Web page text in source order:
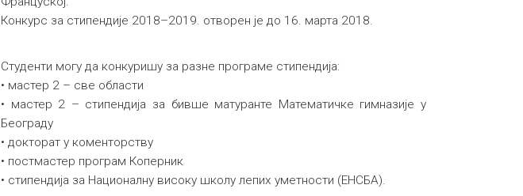
Конкурс за стипендије 2018–2019. отворен је до 16. марта 2018.
Студенти могу да конкуришу за разне програме стипендија:
• мастер 2 – све области
• мастер 2 – стипендија за бивше матуранте Математичке гимназије у
Београду
• докторат у коменторству
• постмастер програм Коперник
• стипендија за Националну високу школу лепих уметности (ЕНСБА).